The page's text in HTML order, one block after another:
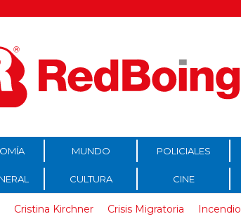
MUNDO POLICIALES
CULTURA CINE
Cristina Kirchner Crisis Migratoria Incendio